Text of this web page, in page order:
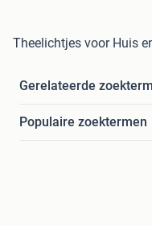
Theelichtjes voor Huis
Gerelateerde
Populaire zoektermen